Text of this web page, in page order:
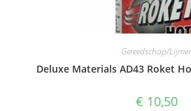
Gereedschap/
Deluxe Materials AD43 Roket
€ 10,50